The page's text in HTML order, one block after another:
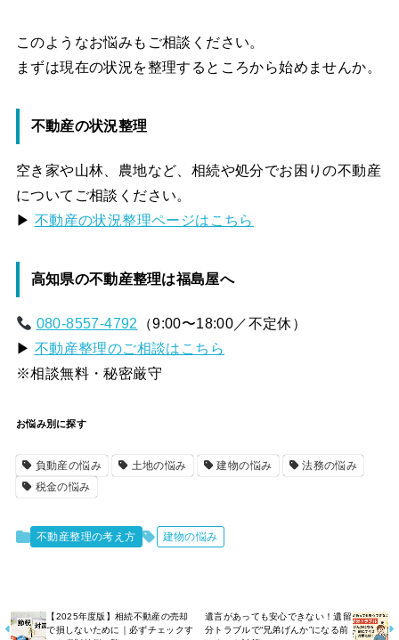
このようなお悩みもご相談ください。
まずは現在の状況を整理するところから始めませんか。
不動産の状況整理
空き家や山林、農地など、相続や処分でお困りの不動産
についてご相談ください。
▶ 不動産の状況整理ページはこちら
高知県の不動産整理は福島屋へ
080-8557-4792
（9:00〜18:00／不定休）
▶ 不動産整理のご相談はこちら
※相談無料・秘密厳守
お悩み別に探す
負動産の悩み 土地の悩み 建物の悩み
法務の悩み
税金の悩み
不動産整理の考え方 建物の悩み
【2025年度版】相続不動産の売却
で損しないために｜必ずチェックす
遺言があっても安心できない！遺留
分トラブルで“兄弟げんか”になる前